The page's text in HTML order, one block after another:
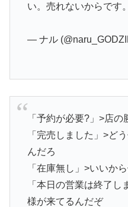
い。売れないからです。
— ナル
「予約が必要?」>店の
「完売しました」>ど
んだろ
「在庫無し」>いいか
「本日の営業は終了
様が来てるんだぞ